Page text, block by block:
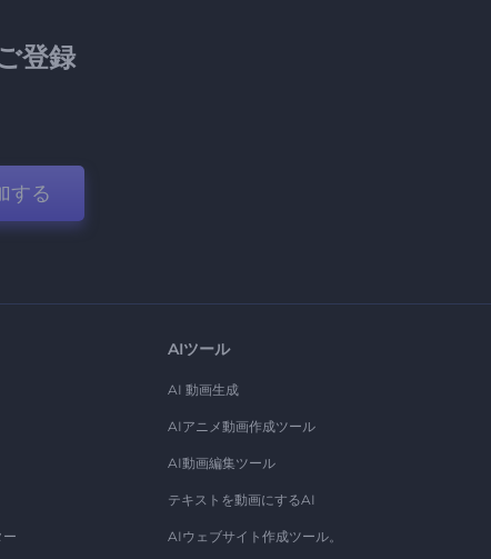
登録
する
AIツール
AI 動画生成
AIアニメ動画作成ツール
AI動画編集ツール
テキストを動画にするAI
AIウェブサイト作成ツール。